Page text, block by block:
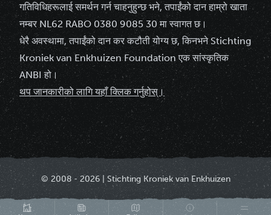
गतिविधिहरूलाई समर्थन गर्न चाहनुहुन्छ भने, तपाईंको दान हाम्रो खाता
नम्बर NL62 RABO 0380 9085 30 मा स्वागत छ।
धेरै अवस्थामा, तपाईंको दान कर कटौती योग्य छ, किनभने Stichting
Kroniek van Enkhuizen Foundation एक सांस्कृतिक
ANBI हो।
थप जानकारीको लागि यहाँ क्लिक गर्नुहोस्।
© 2008 ‐ 2026 | Stichting Kroniek van Enkhuizen